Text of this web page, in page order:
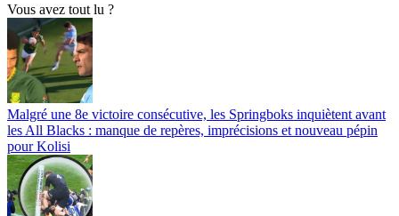
Vous avez tout lu ?
Malgré une 8e victoire consécutive, les Springboks inquiètent avant
les All Blacks : manque de repères, imprécisions et nouveau pépin
pour Kolisi